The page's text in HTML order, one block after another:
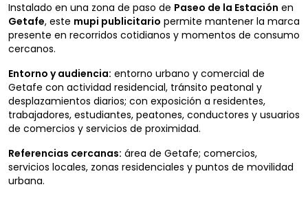
Instalado en una zona de paso de Paseo de la Estación en
Getafe, este mupi publicitario permite mantener la marca
presente en recorridos cotidianos y momentos de consumo
cercanos.
Entorno y audiencia: entorno urbano y comercial de
Getafe con actividad residencial, tránsito peatonal y
desplazamientos diarios; con exposición a residentes,
trabajadores, estudiantes, peatones, conductores y usuarios
de comercios y servicios de proximidad.
Referencias cercanas: área de Getafe; comercios,
servicios locales, zonas residenciales y puntos de movilidad
urbana.